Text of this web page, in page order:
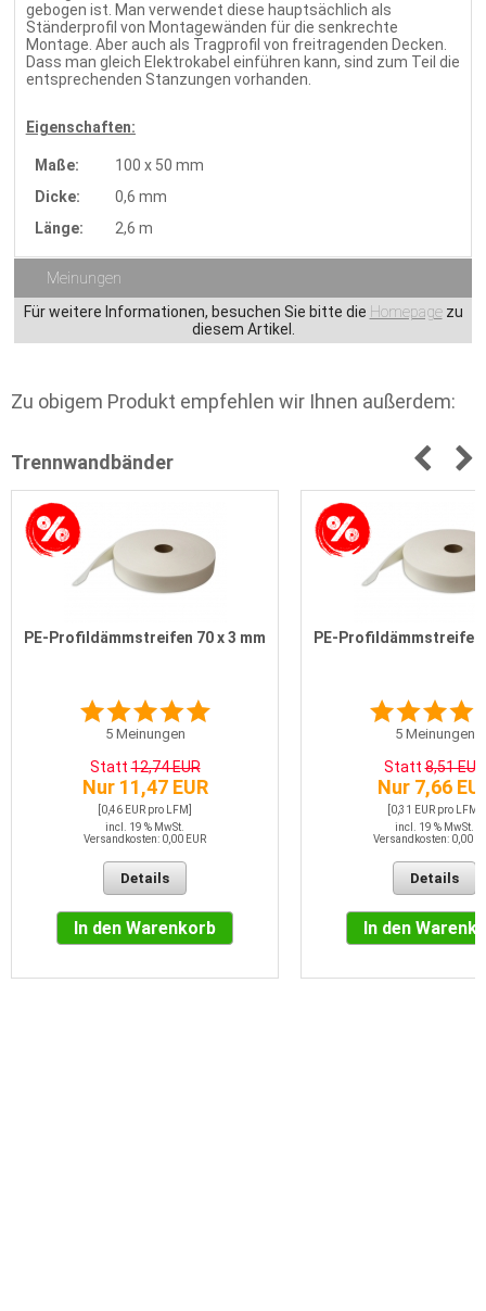
gebogen ist. Man verwendet diese hauptsächlich als
Ständerprofil von Montagewänden für die senkrechte
Montage. Aber auch als Tragprofil von freitragenden Decken.
Dass man gleich Elektrokabel einführen kann, sind zum Teil die
entsprechenden Stanzungen vorhanden.
Eigenschaften:
Maße:
100 x 50 mm
Dicke:
0,6 mm
Länge:
2,6 m
Meinungen
Für weitere Informationen, besuchen Sie bitte die Homepagezu
diesem Artikel.
Zu obigem Produkt empfehlen wir Ihnen außerdem:
Trennwandbänder
PE-Profildämmstreifen 70 x 3 mm
5Meinungen
Statt12,74 EUR
Nur 11,47 EUR
[0,46 EUR pro LFM]
incl. 19 % MwSt.
Versandkosten: 0,00 EUR
Details
In den Warenkorb
PE-Profildämmstreifen
5Meinungen
Statt8,51 EUR
Nur 7,66
[0,31 EUR pro LFM]
incl. 19 % MwSt.
Versandkosten: 0,00
Details
In den